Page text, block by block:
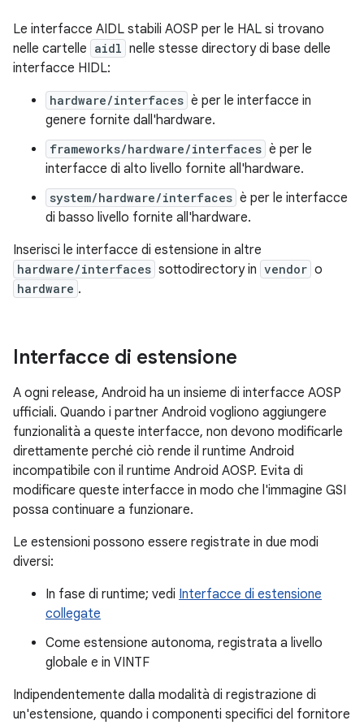
Le interfacce AIDL stabili AOSP per le HAL si trovano
nelle cartelle aidl nelle stesse directory di base delle
interfacce HIDL:
hardware/interfaces è per le interfacce in
genere fornite dall'hardware.
frameworks/hardware/interfaces è per le
interfacce di alto livello fornite all'hardware.
system/hardware/interfaces è per le interfacce
di basso livello fornite all'hardware.
Inserisci le interfacce di estensione in altre
hardware/interfaces sottodirectory in vendor o
hardware .
Interfacce di estensione
A ogni release, Android ha un insieme di interfacce AOSP
ufficiali. Quando i partner Android vogliono aggiungere
funzionalità a queste interfacce, non devono modificarle
direttamente perché ciò rende il runtime Android
incompatibile con il runtime Android AOSP. Evita di
modificare queste interfacce in modo che l'immagine GSI
possa continuare a funzionare.
Le estensioni possono essere registrate in due modi
diversi:
In fase di runtime; vedi Interfacce di estensione
collegate
Come estensione autonoma, registrata a livello
globale e in VINTF
Indipendentemente dalla modalità di registrazione di
un'estensione, quando i componenti specifici del fornitore